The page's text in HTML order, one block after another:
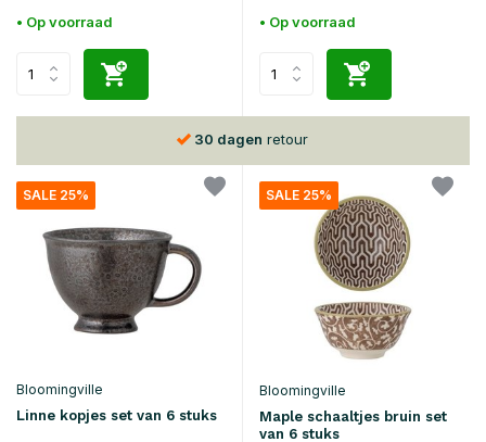
• Op voorraad • Op voorraad
30 dagen retour
SALE 25%
Bloomingville
Linne kopjes set van 6 stuks
SALE 25%
Bloomingville
Maple schaaltjes bruin set
van 6 stuks